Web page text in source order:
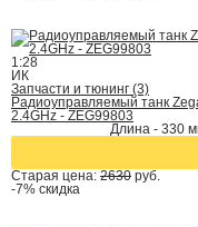
1:28
ИК
Запчасти и тюнинг (3)
Радиоуправляемый танк
2.4GHz - ZEG99803
Длина - 330
Старая цена: 2630 руб.
-7% скидка